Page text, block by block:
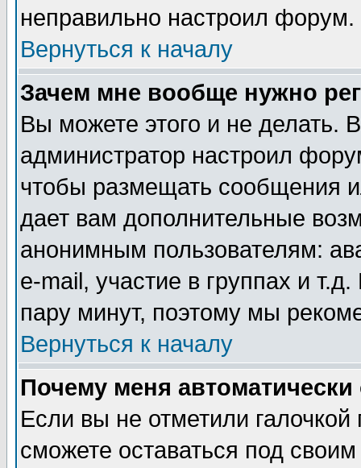
неправильно настроил форум.
Вернуться к началу
Зачем мне вообще нужно
Вы можете этого и не делать.
администратор настроил
чтобы размещать сообщения
дает вам дополнительные
анонимным пользователям:
e-mail, участие в группах и
пару минут, поэтому мы
Вернуться к началу
Почему меня автоматически
Если вы не отметили галочкой
сможете оставаться под